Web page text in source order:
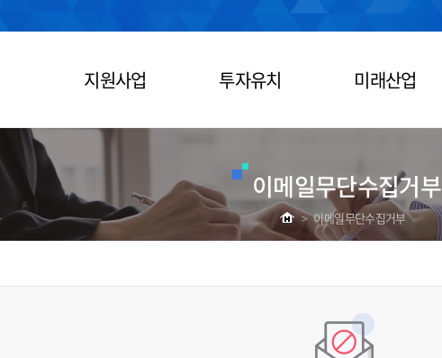
지원사업 투자유치 미래산업
이메일무단수집거부
> 이메일무단수집거부